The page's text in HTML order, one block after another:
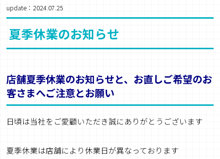
update：2024.07.25
夏季休業のお知らせ
店舗夏季休業のお知らせと、 お直しご希望のお
客さまへご注意とお願い
日頃は当社をご愛顧いただき誠にありがとうございます
夏季休業は店舗により休業日が異なっております